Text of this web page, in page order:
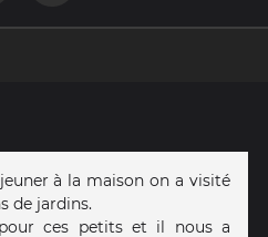
à la maison on a visité
de jardins.
ces petits et il nous a